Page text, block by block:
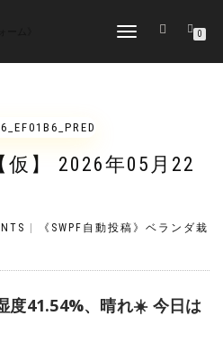
TOGGLE
0
】 2026年05月22
《SWPF自動投稿》ベランダ栽
度41.54%、晴れ☀️ 今日は